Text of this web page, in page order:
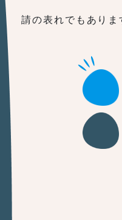
請の表れでもありま